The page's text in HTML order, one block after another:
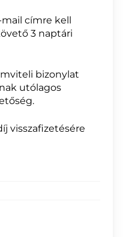
címre kell
3 naptári
bizonylat
utólagos
visszafizetésére